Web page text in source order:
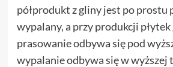
półprodukt z gliny jest po prostu
wypalany, a przy produkcji
prasowanie odbywa się pod
wypalanie odbywa się w wyższej